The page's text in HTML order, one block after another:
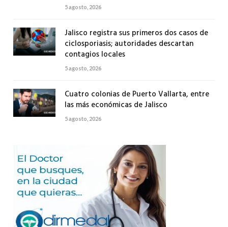
5 agosto, 2026
Jalisco registra sus primeros dos casos de
ciclosporiasis; autoridades descartan
contagios locales
5 agosto, 2026
Cuatro colonias de Puerto Vallarta, entre
las más económicas de Jalisco
5 agosto, 2026